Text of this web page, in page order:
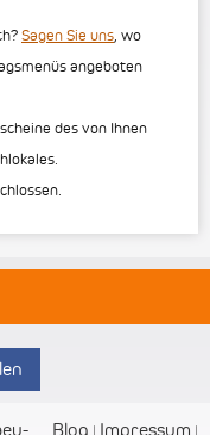
Sagen Sie uns , wo
angeboten
des von Ihnen
Blog | Impressum |